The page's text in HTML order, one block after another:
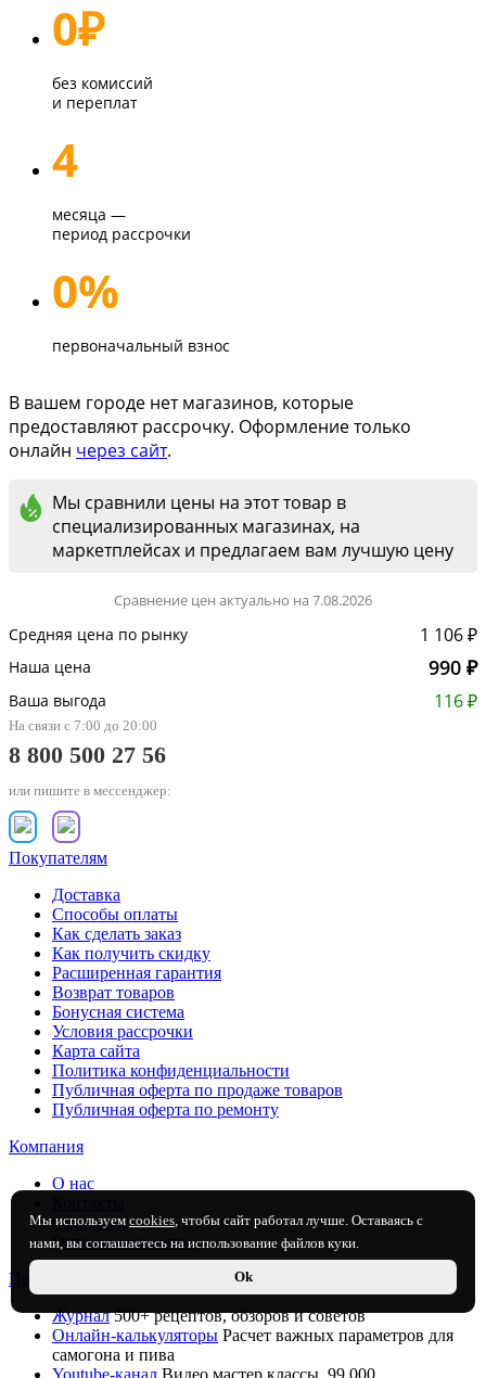
0₽
без комиссий
и переплат
4
месяца —
период рассрочки
0%
первоначальный взнос
В вашем городе нет магазинов, которые
предоставляют рассрочку. Оформление только
онлайн через сайт.
Мы сравнили цены на этот товар в
специализированных магазинах, на
маркетплейсах и предлагаем вам лучшую цену
Сравнение цен актуально на 7.08.2026
Средняя цена по рынку 1 106 ₽
Наша цена 990 ₽
Ваша выгода 116 ₽
Мы используем cookies, чтобы сайт работал лучше. Оставаясь с
нами, вы соглашаетесь на использование файлов куки.
Ok
На связи с 7:00 до 20:00
8 800 500 27 56
или пишите в мессенджер:
Покупателям
Доставка
Способы оплаты
Как сделать заказ
Как получить скидку
Расширенная гарантия
Возврат товаров
Бонусная система
Условия рассрочки
Карта сайта
Политика конфиденциальности
Публичная оферта по продаже товаров
Публичная оферта по ремонту
Компания
О нас
Франшиза
Оптовым клиентам
Проекты Русской Дымки
Журнал 500+ рецептов, обзоров и советов
Онлайн-калькуляторы Расчет важных параметров для
самогона и пива